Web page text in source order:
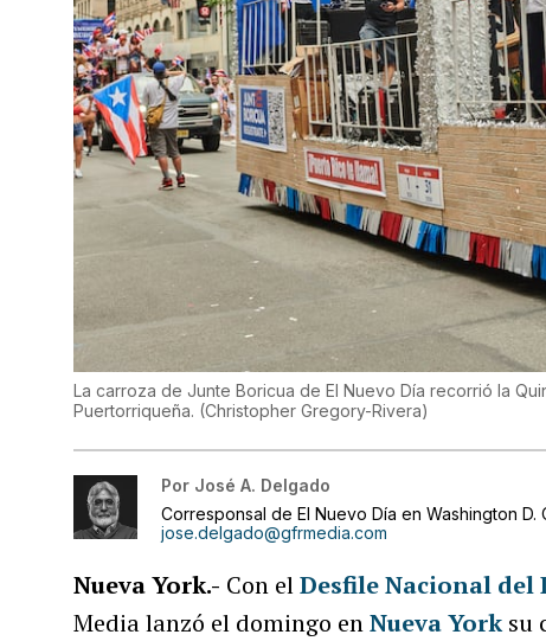
La carroza de Junte Boricua de El Nuevo Día recorrió la
Puertorriqueña. (Christopher Gregory-Rivera)
Por José A. Delgado
Corresponsal de El Nuevo Día en Washington D.
jose.delgado@gfrmedia.com
Nueva York.- Con elDesfile Nacional
Media lanzó el domingo enNueva Yorksu